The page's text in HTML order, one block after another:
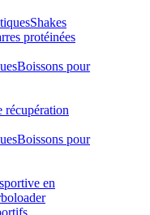
Shakes
protéinées
Boissons pour
récupération
Boissons pour
en